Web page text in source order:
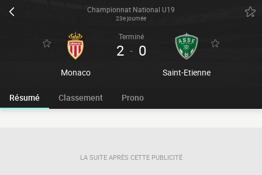
Championnat National U19
23e journée
Monaco
Terminé
2 - 0
Saint-Etienne
Résumé Classement Prono
LA SUITE APRÈS CETTE PUBLICITÉ